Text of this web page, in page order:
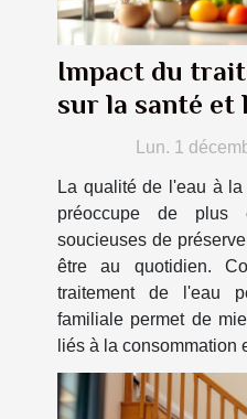
Impact du
sur la santé et
familialLun. 1
La qualité de l'eau à
préoccupe de plus
soucieuses de
être au quotidien.
traitement de l'eau
familiale permet de
liés à la consommation